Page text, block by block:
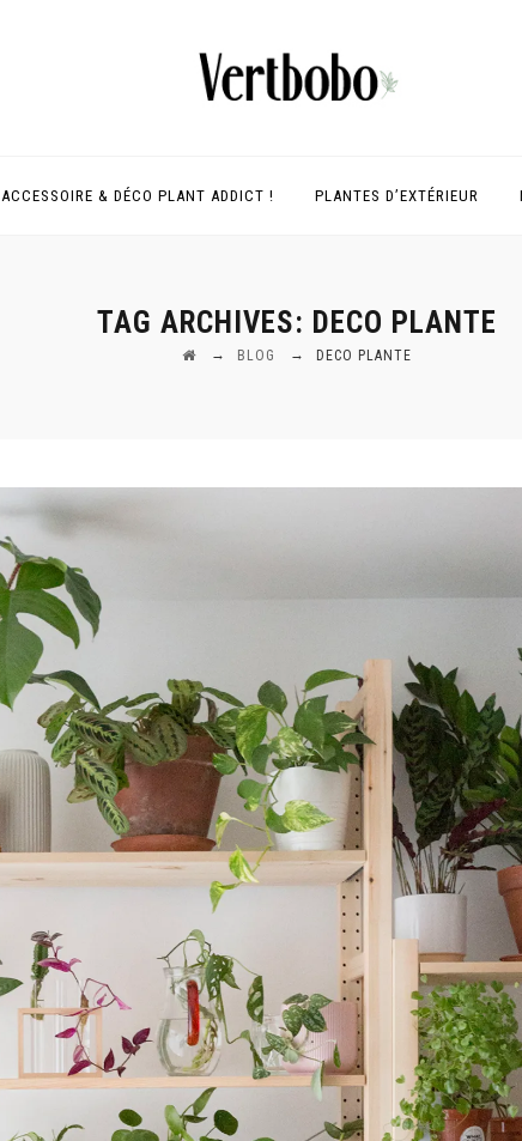
ACCESSOIRE & DÉCO PLANT ADDICT ! PLANTES D’EXTÉRIEUR
TAG ARCHIVES: DECO PLANTE
→ BLOG → DECO PLANTE